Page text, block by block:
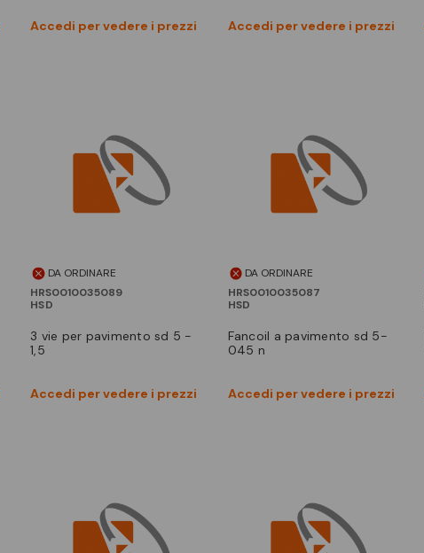
Accedi per vedere i prezzi
Confronta
Accedi per vedere i prezzi
Confronta
DA ORDINARE
HRS0010035089
HSD
3 vie per pavimento sd 5 -
1,5
Accedi per vedere i prezzi
Confronta
DA ORDINARE
HRS0010035087
HSD
fancoil a pavimento sd 5-
045 n
Accedi per vedere i prezzi
Confronta